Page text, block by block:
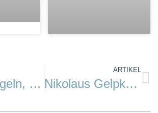
Leben, segeln, arbeiten…
ARTIKEL
Nikolaus Gelpke (Hrg): Cape Race